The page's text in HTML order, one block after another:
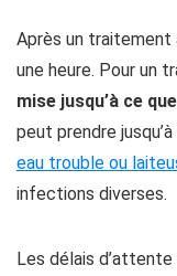
Après un traitement
une heure. Pour un
mise jusqu’à ce
peut prendre
eau trouble ou
infections diverses.
Les délais